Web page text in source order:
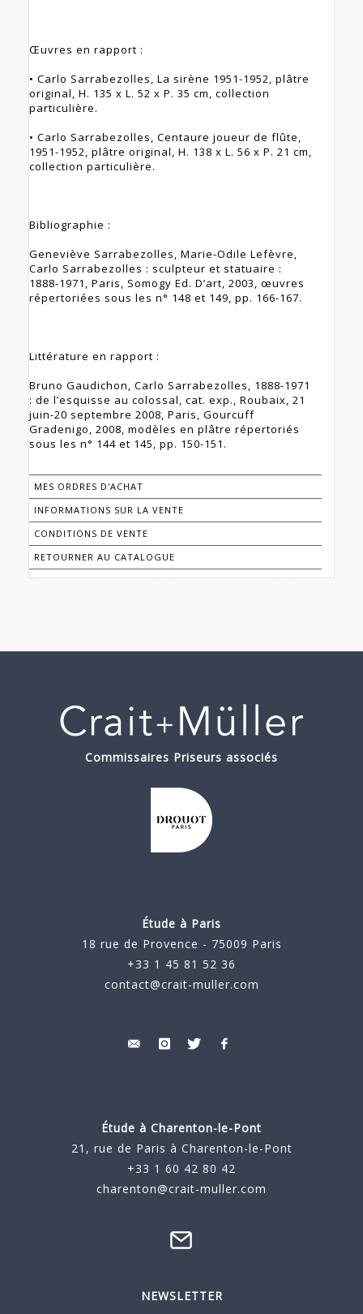
Œuvres en rapport :
• Carlo Sarrabezolles, La sirène 1951-1952, plâtre
original, H. 135 x L. 52 x P. 35 cm, collection
particulière.
• Carlo Sarrabezolles, Centaure joueur de flûte,
1951-1952, plâtre original, H. 138 x L. 56 x P. 21 cm,
collection particulière.
Bibliographie :
Geneviève Sarrabezolles, Marie-Odile Lefèvre,
Carlo Sarrabezolles : sculpteur et statuaire :
1888-1971, Paris, Somogy Ed. D’art, 2003, œuvres
répertoriées sous les n° 148 et 149, pp. 166-167.
Littérature en rapport :
Bruno Gaudichon, Carlo Sarrabezolles, 1888-1971
: de l’esquisse au colossal, cat. exp., Roubaix, 21
juin-20 septembre 2008, Paris, Gourcuff
Gradenigo, 2008, modèles en plâtre répertoriés
sous les n° 144 et 145, pp. 150-151.
MES ORDRES D'ACHAT
INFORMATIONS SUR LA VENTE
CONDITIONS DE VENTE
RETOURNER AU CATALOGUE
Commissaires Priseurs associés
Étude à Paris
18 rue de Provence - 75009 Paris
+33 1 45 81 52 36
contact@crait-muller.com
Étude à Charenton-le-Pont
21, rue de Paris à Charenton-le-Pont
+33 1 60 42 80 42
charenton@crait-muller.com
NEWSLETTER